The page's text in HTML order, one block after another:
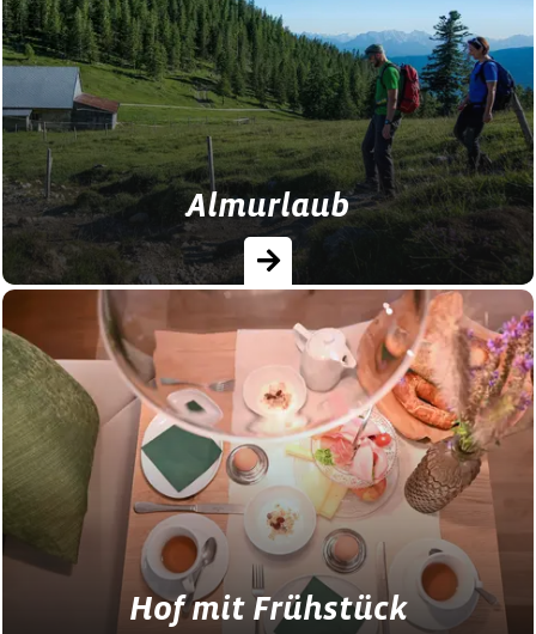
mit verschiedensten Frühstückangeboten:
vom Frühstückskorb bis zum reichhaltigen
Buffet ist für jeden etwas…
Almurlaub
Ein Urlaub auf der Alm in Bayern steht für
Ruhe, Natur und echte Auszeit in den
Bergen. Zwischen Bergwiesen und weitem
Panorama erleben Sie das…
Hof mit Frühstück